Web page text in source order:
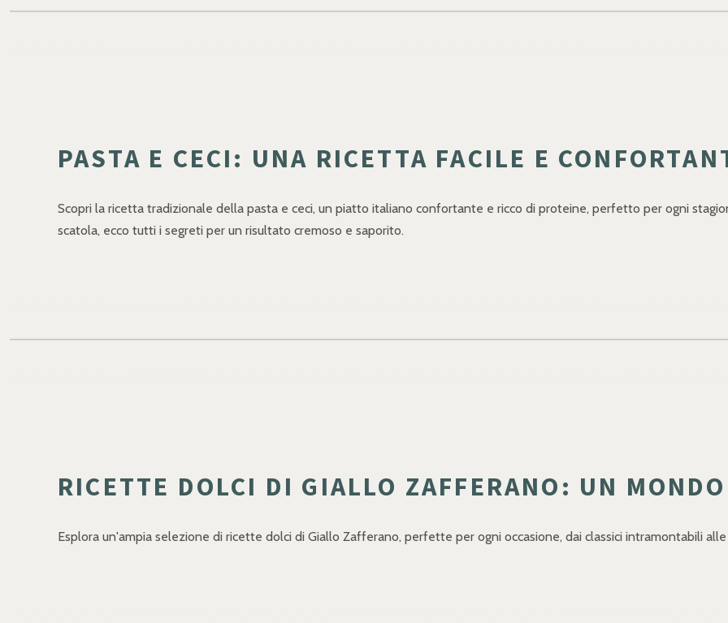
PASTA E CECI: UNA RICETTA FACILE E
Scopri la ricetta tradizionale della pasta e ceci, un piatto italiano confortante e ricco di proteine, perfetto per ogni
scatola, ecco tutti i segreti per un risultato cremoso e saporito.
RICETTE DOLCI DI GIALLO ZAFFERANO: UN
Esplora un'ampia selezione di ricette dolci di Giallo Zafferano, perfette per ogni occasione, dai classici intramontabili